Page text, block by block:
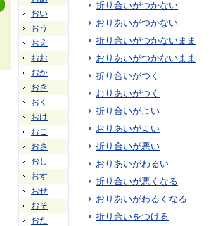
おい
おう
おえ
おお
おか
おき
おく
おけ
おこ
おさ
おし
おす
おせ
おそ
おた
折り合いがつかない
おりあいがつかない
折り合いがつかないまま
おりあいがつかないまま
折り合いがつく
おりあいがつく
折り合いがよい
おりあいがよい
折り合いが悪い
おりあいがわるい
折り合いが悪くなる
おりあいがわるくなる
折り合いをつける